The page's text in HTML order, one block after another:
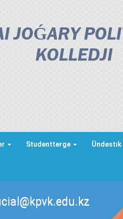
JOǴARY
KOLLEDJІ
Studentterge Ündestık